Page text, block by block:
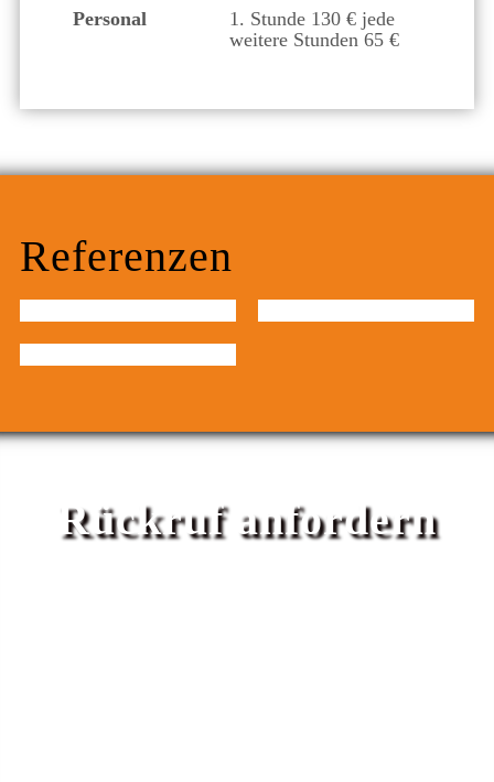
Personal
1. Stunde 130 € jede
weitere Stunden 65 €
Referenzen
Rückruf anfordern